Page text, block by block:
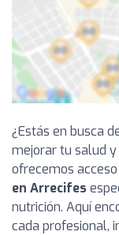
¿Estás en busca
mejorar tu salud
ofrecemos
en Arrecifes
nutrición. Aquí
cada profesional,